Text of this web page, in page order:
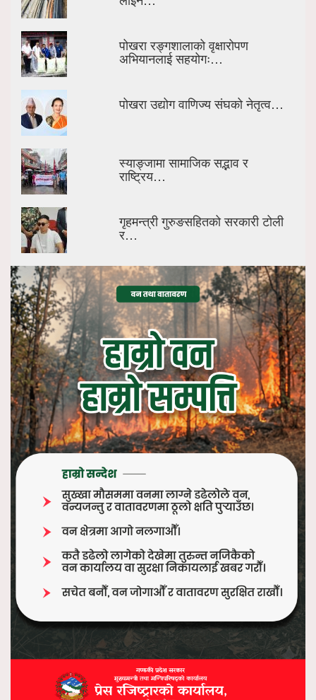
पोखरा रङ्गशालाको वृक्षारोपण
अभियानलाई सहयोगः…
पोखरा उद्योग वाणिज्य संघको नेतृत्व…
स्याङ्जामा सामाजिक सद्भाव र
राष्ट्रिय…
गृहमन्त्री गुरुङसहितको सरकारी टोली
र…